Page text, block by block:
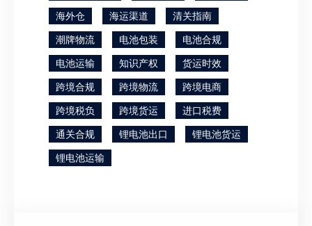
海外仓
海运渠道
清关指南
潮牌物流
电池包装
电池合规
电池运输
知识产权
货运时效
跨境合规
跨境物流
跨境电商
跨境税负
跨境货运
进口税费
通关合规
锂电池出口
锂电池货运
锂电池运输